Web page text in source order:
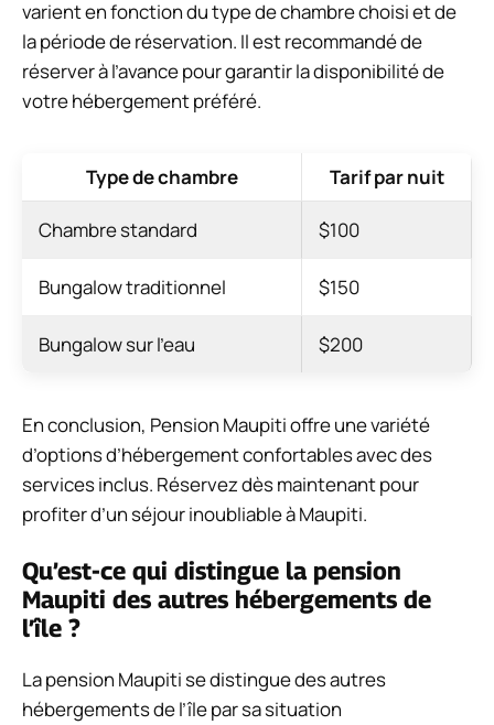
varient en fonction du type de chambre choisi et de
la période de réservation. Il est recommandé de
réserver à l’avance pour garantir la disponibilité de
votre hébergement préféré.
Type de chambre Tarif par nuit
Chambre standard $100
Bungalow traditionnel $150
Bungalow sur l’eau $200
En conclusion, Pension Maupiti offre une variété
d’options d’hébergement confortables avec des
services inclus. Réservez dès maintenant pour
profiter d’un séjour inoubliable à Maupiti.
Qu’est-ce qui distingue la pension
Maupiti des autres hébergements de
l’île ?
La pension Maupiti se distingue des autres
hébergements de l’île par sa situation